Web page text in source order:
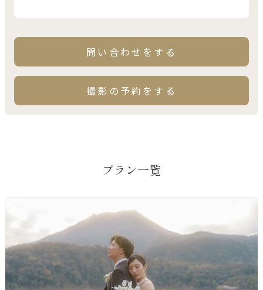
問い合わせをする
撮影の予約をする
プラン一覧